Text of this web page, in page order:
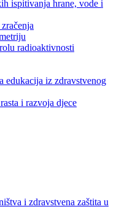
ispitivanja hrane, vode i
radioaktivnosti
edukacija iz zdravstvenog
i razvoja djece
i zdravstvena zaštita u